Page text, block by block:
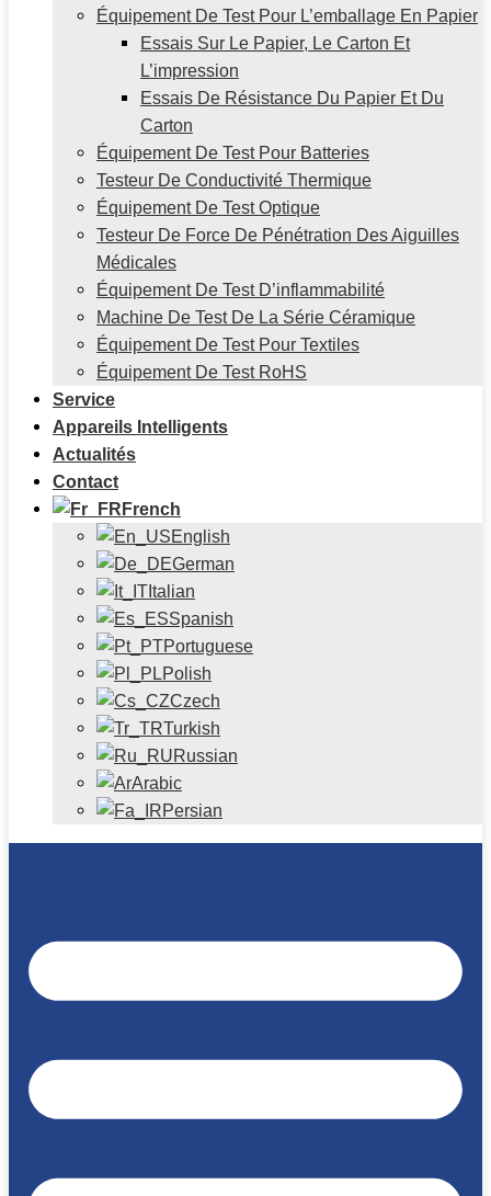
Équipement De Test Pour L’emballage En Papier
Essais Sur Le Papier, Le Carton Et
L’impression
Essais De Résistance Du Papier Et Du
Carton
Équipement De Test Pour Batteries
Testeur De Conductivité Thermique
Équipement De Test Optique
Testeur De Force De Pénétration Des Aiguilles
Médicales
Équipement De Test D’inflammabilité
Machine De Test De La Série Céramique
Équipement De Test Pour Textiles
Équipement De Test RoHS
Service
Appareils Intelligents
Actualités
Contact
French
English
German
Italian
Spanish
Portuguese
Polish
Czech
Turkish
Russian
Arabic
Persian